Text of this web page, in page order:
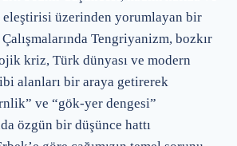
eleştirisi üzerinden yorumlayan bir
Tengriyanizm, bozkır
kriz, Türk dünyası ve modern
alanları bir araya getirerek
ve “gök-yer dengesi”
özgün bir düşünce hattı